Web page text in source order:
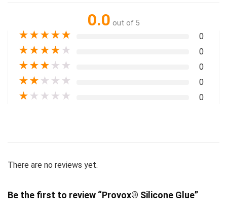
0.0 out of 5
★★★★★ 0
★★★★ ★ 0
★★★ ★ ★ 0
★★ ★ ★ ★ 0
★ ★ ★ ★ ★ 0
There are no reviews yet.
Be the first to review “Provox® Silicone Glue”